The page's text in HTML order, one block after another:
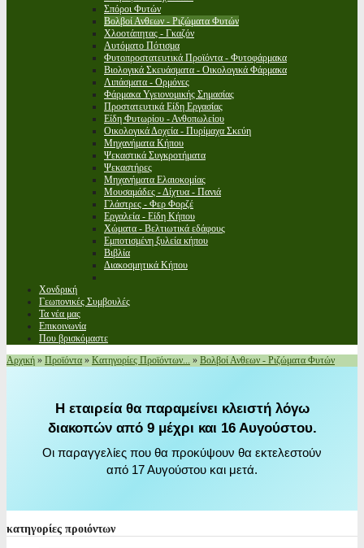
Σπόροι Φυτών
Βολβοί Ανθεων - Ριζώματα Φυτών
Χλοοτάπητας - Γκαζόν
Αυτόματο Πότισμα
Φυτοπροστατευτικά Προϊόντα - Φυτοφάρμακα
Βιολογικά Σκευάσματα - Οικολογικά Φάρμακα
Λιπάσματα - Ορμόνες
Φάρμακα Υγειονομικής Σημασίας
Προστατευτικά Είδη Εργασίας
Είδη Φυτωρίου - Ανθοπωλείου
Οικολογικά Δοχεία - Πυρίμαχα Σκεύη
Μηχανήματα Κήπου
Ψεκαστικά Συγκροτήματα
Ψεκαστήρες
Μηχανήματα Ελαιοκομίας
Μουσαμάδες - Δίχτυα - Πανιά
Γλάστρες - Φερ Φορζέ
Εργαλεία - Είδη Κήπου
Χώματα - Βελτιωτικά εδάφους
Εμποτισμένη ξυλεία κήπου
Βιβλία
Διακοσμητικά Κήπου
Χονδρική
Γεωπονικές Συμβουλές
Τα νέα μας
Επικοινωνία
Που βρισκόμαστε
Αρχική » Προϊόντα » Κατηγορίες Προϊόντων... » Βολβοί Ανθεων - Ριζώματα Φυτών
Η εταιρεία θα παραμείνει κλειστή λόγω
διακοπών από 9 μέχρι και 16 Αυγούστου.
Οι παραγγελίες που θα προκύψουν θα εκτελεστούν
από 17 Αυγούστου και μετά.
κατηγορίες προιόντων